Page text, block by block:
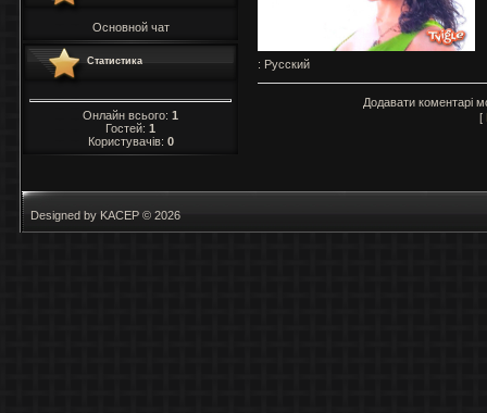
Основной чат
Статистика
Онлайн всього: 1
Гостей: 1
Користувачів: 0
: Русский
Додавати коментарі
[
Designed by KACEP © 2026